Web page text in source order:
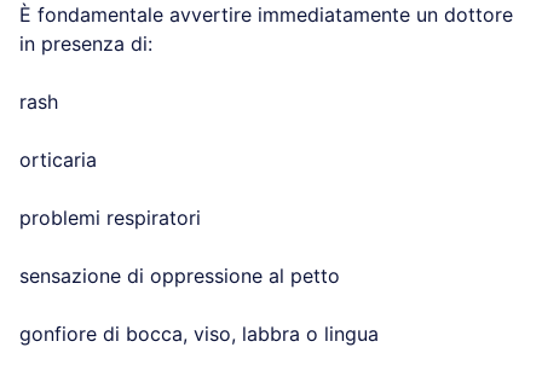
È fondamentale avvertire immediatamente un dottore
in presenza di:
rash
orticaria
problemi respiratori
sensazione di oppressione al petto
gonfiore di bocca, viso, labbra o lingua